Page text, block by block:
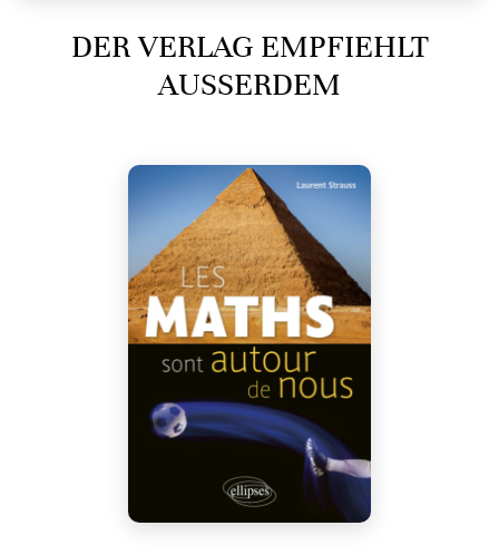
DER VERLAG EMPFIEHLT
AUSSERDEM